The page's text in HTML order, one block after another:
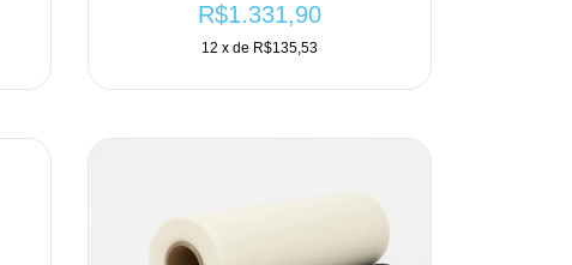
R$1.331,90
12 x de R$135,53